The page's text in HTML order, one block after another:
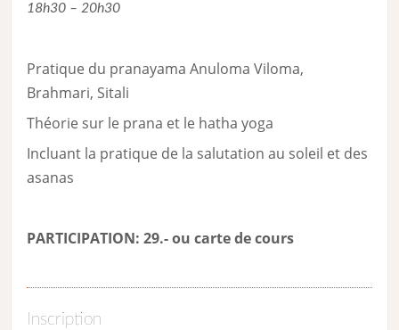
18h30 – 20h30
Pratique du pranayama Anuloma Viloma,
Brahmari, Sitali
Théorie sur le prana et le hatha yoga
Incluant la pratique de la salutation au soleil et des
asanas
PARTICIPATION: 29.- ou carte de cours
Inscription